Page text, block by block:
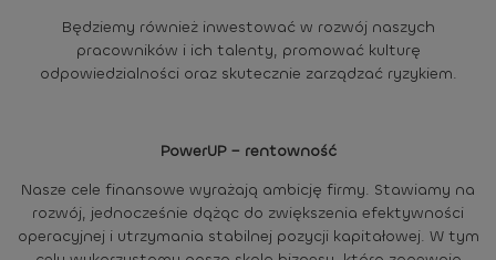
Będziemy również inwestować w rozwój naszych
pracowników i ich talenty, promować kulturę
odpowiedzialności oraz skutecznie zarządzać ryzykiem.
PowerUP – rentowność
Nasze cele finansowe wyrażają ambicję firmy. Stawiamy na
rozwój, jednocześnie dążąc do zwiększenia efektywności
operacyjnej i utrzymania stabilnej pozycji kapitałowej. W tym